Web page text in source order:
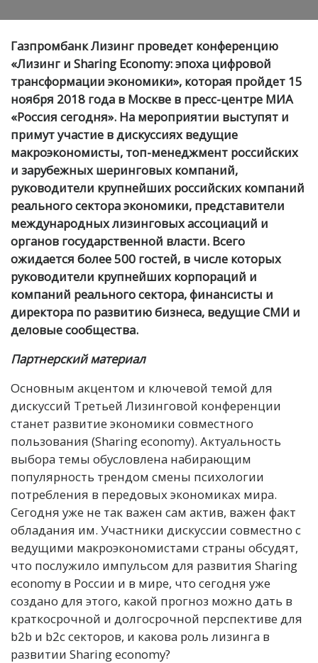
Газпромбанк Лизинг проведет конференцию
«Лизинг и Sharing Economy: эпоха цифровой
трансформации экономики», которая пройдет 15
ноября 2018 года в Москве в пресс-центре МИА
«Россия сегодня». На мероприятии выступят и
примут участие в дискуссиях ведущие
макроэкономисты, топ-менеджмент российских
и зарубежных шеринговых компаний,
руководители крупнейших российских компаний
реального сектора экономики, представители
международных лизинговых ассоциаций и
органов государственной власти. Всего
ожидается более 500 гостей, в числе которых
руководители крупнейших корпораций и
компаний реального сектора, финансисты и
директора по развитию бизнеса, ведущие СМИ и
деловые сообщества.
Партнерский материал
Основным акцентом и ключевой темой для
дискуссий Третьей Лизинговой конференции
станет развитие экономики совместного
пользования (Sharing economy). Актуальность
выбора темы обусловлена набирающим
популярность трендом смены психологии
потребления в передовых экономиках мира.
Сегодня уже не так важен сам актив, важен факт
обладания им. Участники дискуссии совместно с
ведущими макроэкономистами страны обсудят,
что послужило импульсом для развития Sharing
economy в России и в мире, что сегодня уже
создано для этого, какой прогноз можно дать в
краткосрочной и долгосрочной перспективе для
b2b и b2c секторов, и какова роль лизинга в
развитии Sharing economy?